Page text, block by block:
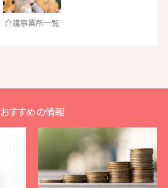
介護事業所一覧
おすすめの情報